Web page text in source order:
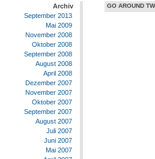
Archiv
September 2013
Mai 2009
November 2008
Oktober 2008
September 2008
August 2008
April 2008
Dezember 2007
November 2007
Oktober 2007
September 2007
August 2007
Juli 2007
Juni 2007
Mai 2007
GO AROUND